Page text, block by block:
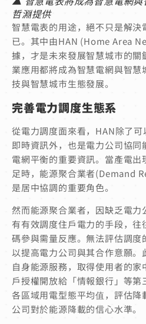
哲淵提供
智慧電表的用途，絕不只是解決
已。其中由HAN (Home Area
據，才是未來發展智慧城市的關
業應用都將成為智慧電網與智
技與智慧城市生態發展。
完善電力調度生態系
從電力調度面來看，HAN除了
即時資訊外，也是電力公司協
電網平衡的重要資訊。當產電
足時，能源聚合業者(Demand
是居中協調的重要角色。
然而能源聚合業者，因缺乏電力
有有效調度住戶電力的手段，
碼參與需量反應。無法評估調
以提高電力公司與其合作意願。
自身能源服務，取得使用者的
戶授權開放給「情報銀行」等
各區域用電型態平均值，評估降
公司對於能源降載的信心水準。